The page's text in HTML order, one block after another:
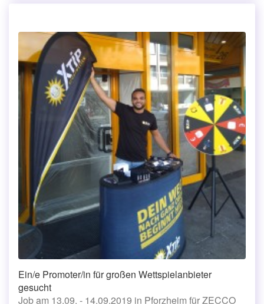
Ein/e Promoter/in für großen Wettspielanbieter
gesucht
Job am 13.09. - 14.09.2019 in Pforzheim für ZECCO